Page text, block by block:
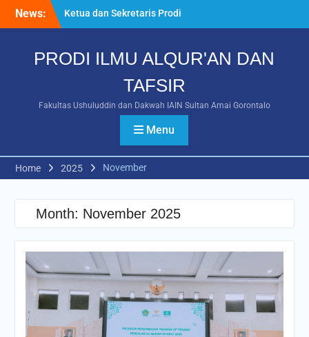
News:
Ketua dan Sekretaris Prodi
Ilmu Al-Qur’an dan Tafsir
Kerja Unggulan pada PRA
Ushuluddin dan Dakwah
Tahun 2026
Webinar Nasional Bahas
“Humanisme Qur’ani dan
Advokasi Difabel”
Mahasiswa IAT IAIN Sultan
Amai Gorontalo Raih
UIN Datokarama Palu
PRODI ILMU ALQUR'AN DAN
TAFSIR
Fakultas Ushuluddin dan Dakwah IAIN Sultan Amai Gorontalo
Menu
Home 2025 November
Month: November 2025